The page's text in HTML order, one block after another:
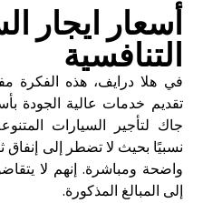
أسعار ايجار
التنافسية
في هلا درايف، هذه الفكرة
تقديم خدمات عالية الجودة
جاك لتأجير السيارات
نسبيًا بحيث لا تضطر إلى إنفاق
واضحة ومباشرة. إنهم لا
إلى المبالغ المذكورة.